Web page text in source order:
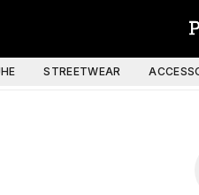
STREETWEAR